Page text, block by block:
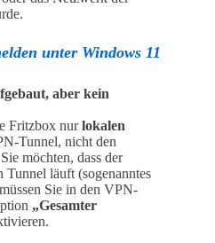
unter Windows 11
aber kein
Fritzbox nurlokalen
Tunnel, nicht den
möchten, dass der
Tunnel läuft (sogenanntes
Sie in den VPN-
„Gesamter